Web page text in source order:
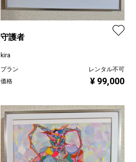
守護者
kira
プラン
レンタル不可
価格
¥ 99,000